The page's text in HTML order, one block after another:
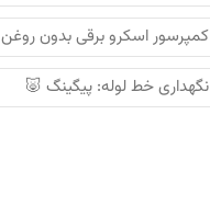
کمپرسور اسکرو برقی بدون روغن ZR 160 VSD FF
نگهداری خط لوله: پیگینگ 🐷